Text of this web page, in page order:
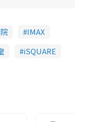
IMAX
iSQUARE